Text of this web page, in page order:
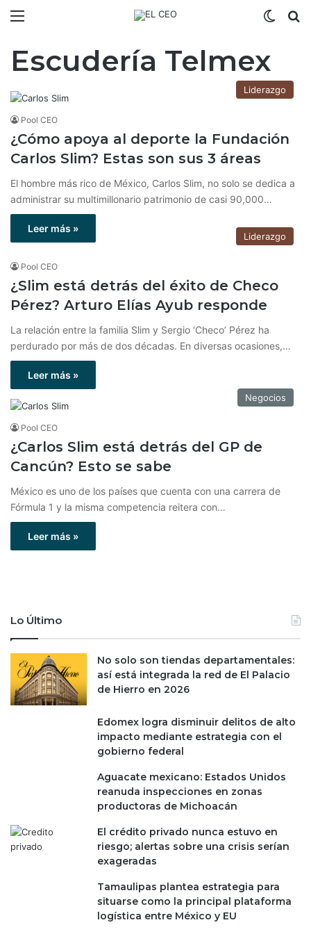
Escudería Telmex
Liderazgo
Pool CEO
¿Cómo apoya al deporte la Fundación
Carlos Slim? Estas son sus 3 áreas
El hombre más rico de México, Carlos Slim, no solo se dedica a
administrar su multimillonario patrimonio de casi 90,000…
Leer más »
Liderazgo
Pool CEO
¿Slim está detrás del éxito de Checo
Pérez? Arturo Elías Ayub responde
La relación entre la familia Slim y Sergio ‘Checo’ Pérez ha
perdurado por más de dos décadas. En diversas ocasiones,…
Leer más »
Negocios
Pool CEO
¿Carlos Slim está detrás del GP de
Cancún? Esto se sabe
México es uno de los países que cuenta con una carrera de
Fórmula 1 y la misma competencia reitera con…
Leer más »
Lo Último
No solo son tiendas departamentales:
así está integrada la red de El Palacio
de Hierro en 2026
Edomex logra disminuir delitos de alto
impacto mediante estrategia con el
gobierno federal
Aguacate mexicano: Estados Unidos
reanuda inspecciones en zonas
productoras de Michoacán
El crédito privado nunca estuvo en
riesgo; alertas sobre una crisis serían
exageradas
Tamaulipas plantea estrategia para
situarse como la principal plataforma
logística entre México y EU